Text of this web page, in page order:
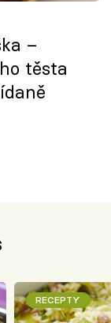
–
těsta
RECEPTY